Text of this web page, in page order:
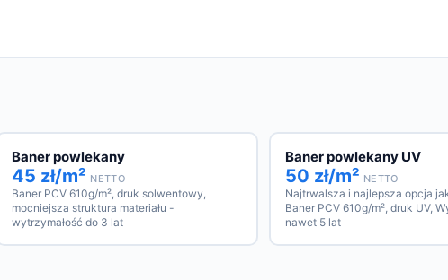
Baner powlekany
45 zł/m² NETTO
Baner PCV 610g/m², druk solwentowy,
mocniejsza struktura materiału -
wytrzymałość do 3 lat
Baner powlekany UV
50 zł/m² NETTO
Najtrwalsza i najlepsza opcja
Baner PCV 610g/m², druk UV,
nawet 5 lat